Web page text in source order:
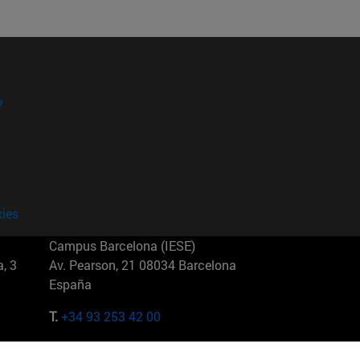
3
Campus Barcelona (IESE)
Av. Pearson, 21 08034 Barcelona
España
T.+34 93 253 42 00